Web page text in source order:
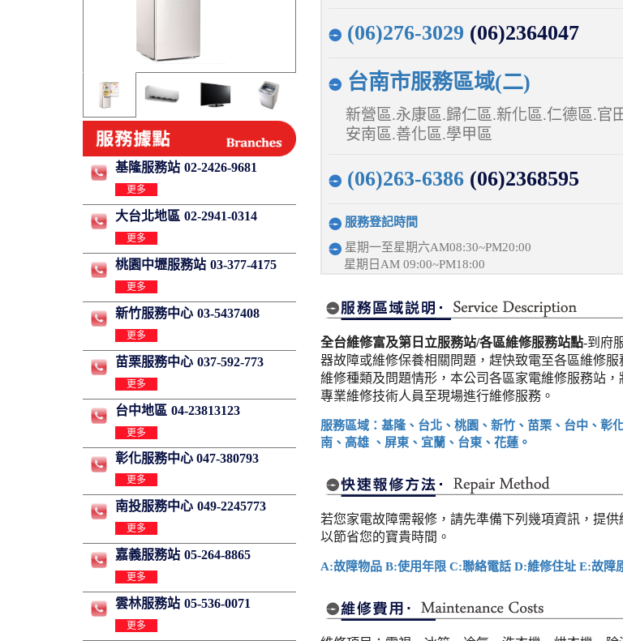
基隆服務站 02-2426-9681
更多
大台北地區 02-2941-0314
更多
桃園中壢服務站 03-377-4175
更多
新竹服務中心 03-5437408
更多
苗栗服務中心 037-592-773
更多
台中地區 04-23813123
更多
彰化服務中心 047-380793
更多
南投服務中心 049-2245773
更多
嘉義服務站 05-264-8865
更多
雲林服務站 05-536-0071
更多
(06)276-3029 (06)2364047
台南市服務區域(二)
新營區.永康區.歸仁區.新化區.仁德區.官
安南區.善化區.學甲區
(06)263-6386(06)2368595
服務登記時間
星期一至星期六AM08:30~PM20:00
星期日AM 09:00~PM18:00
全台維修富及第日立服務站/各區維修服務站點-到府
器故障或維修保養相關問題，趕快致電至各區維修
維修種類及問題情形，本公司各區家電維修服務站
專業維修技術人員至現場進行維修服務。
服務區域：基隆、台北、桃園、新竹、苗栗、台中、彰
南、高雄 、屏東、宜蘭、台東、花蓮。
若您家電故障需報修，請先準備下列幾項資訊，提供
以節省您的寶貴時間。
A:故障物品 B:使用年限 C:聯絡電話 D:維修住址 E:故障